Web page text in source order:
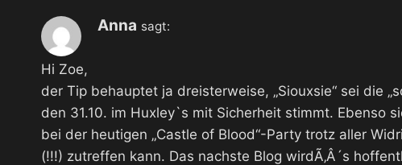
Anna sagt:
Hi Zoe,
der Tip behauptet ja dreisterweise, „Siouxsie“ sei die
den 31.10. im Huxley`s mit Sicherheit stimmt. Ebenso
bei der heutigen „Castle of Blood“-Party trotz aller
(!!!) zutreffen kann. Das nachste Blog wirdÃ‚Â´s